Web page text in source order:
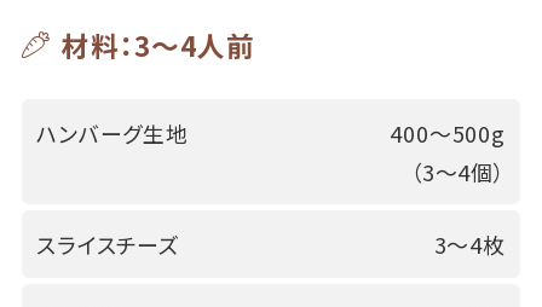
材料：3～4人前
ハンバーグ生地
400～500g
（3～4個）
スライスチーズ 3～4枚